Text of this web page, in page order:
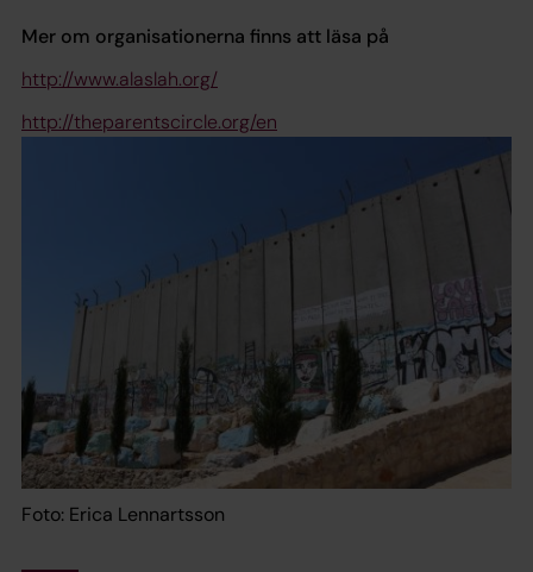
Mer om organisationerna finns att läsa på
http://www.alaslah.org/
http://theparentscircle.org/en
Foto: Erica Lennartsson